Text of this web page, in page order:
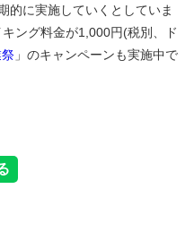
的に実施していくとしていま
ング料金が1,000円(税別、ド
」のキャンペーンも実施中で